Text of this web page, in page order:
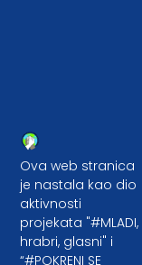
Ova web stranica
je nastala kao dio
aktivnosti
projekata "#MLADI,
hrabri, glasni" i
“#POKRENI SE